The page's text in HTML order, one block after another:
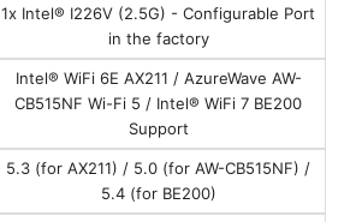
1x Intel® I226V (2.5G) - Configurable Port
in the factory
Intel® WiFi 6E AX211 / AzureWave AW-
CB515NF Wi-Fi 5 / Intel® WiFi 7 BE200
Support
5.3 (for AX211) / 5.0 (for AW-CB515NF) /
5.4 (for BE200)